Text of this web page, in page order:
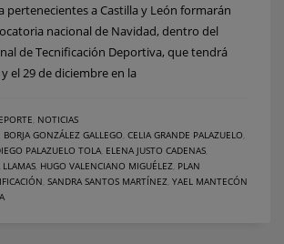
pertenecientes a Castilla y León formarán
nacional de Navidad, dentro del
de Tecnificación Deportiva, que tendrá
el 29 de diciembre en la
NOTICIAS
BORJA GONZÁLEZ GALLEGO CELIA GRANDE PALAZUELO
PALAZUELO TOLA ELENA JUSTO CADENAS
HUGO VALENCIANO MIGUÉLEZ PLAN
SANDRA SANTOS MARTÍNEZ YAEL MANTECÓN